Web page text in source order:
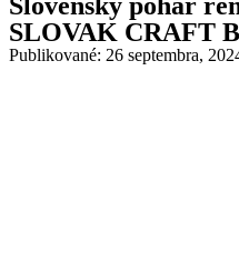
SLOVAK CRAFT
Publikované: 26 septembra,